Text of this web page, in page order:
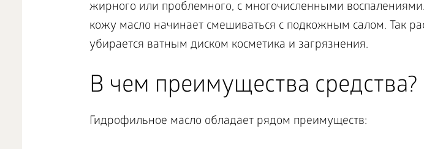
жирного или проблемного, с многочисленными
кожу масло начинает смешиваться с подкожным салом. Так
убирается ватным диском косметика и загрязнения.
В чем преимущества средства?
Гидрофильное масло обладает рядом преимуществ: